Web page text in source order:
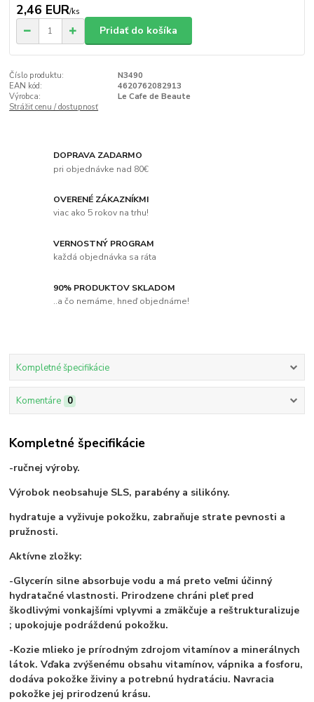
2,46 EUR/ks
Pridať do košíka
Číslo produktu:
N3490
EAN kód:
4620762082913
Výrobca:
Le Cafe de Beaute
Strážiť cenu / dostupnosť
DOPRAVA ZADARMO
pri objednávke nad 80€
OVERENÉ ZÁKAZNÍKMI
viac ako 5 rokov na trhu!
VERNOSTNÝ PROGRAM
každá objednávka sa ráta
90% PRODUKTOV SKLADOM
..a čo nemáme, hneď objednáme!
Kompletné špecifikácie
Komentáre 0
Kompletné špecifikácie
-ručnej výroby.
Výrobok neobsahuje SLS, parabény a silikóny.
hydratuje a vyživuje pokožku, zabraňuje strate pevnosti a
pružnosti.
Aktívne zložky:
-Glycerín silne absorbuje vodu a má preto veľmi účinný
hydratačné vlastnosti. Prirodzene chráni pleť pred
škodlivými vonkajšími vplyvmi a zmäkčuje a reštrukturalizuje
; upokojuje podráždenú pokožku.
-Kozie mlieko je prírodným zdrojom vitamínov a minerálnych
látok. Vďaka zvýšenému obsahu vitamínov, vápnika a fosforu,
dodáva pokožke živiny a potrebnú hydratáciu. Navracia
pokožke jej prirodzenú krásu.